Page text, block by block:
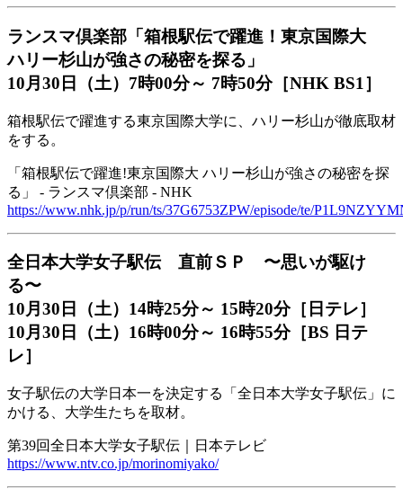
ランスマ倶楽部「箱根駅伝で躍進！東京国際大
ハリー杉山が強さの秘密を探る」
10月30日（土）7時00分～ 7時50分［NHK BS1］
箱根駅伝で躍進する東京国際大学に、ハリー杉山が徹底取材
をする。
「箱根駅伝で躍進!東京国際大 ハリー杉山が強さの秘密を探
る」 - ランスマ倶楽部 - NHK
https://www.nhk.jp/p/run/ts/37G6753ZPW/episode/te/
全日本大学女子駅伝 直前ＳＰ 〜思いが駆け
る〜
10月30日（土）14時25分～ 15時20分［日テレ］
10月30日（土）16時00分～ 16時55分［BS 日テ
レ］
女子駅伝の大学日本一を決定する「全日本大学女子駅伝」に
かける、大学生たちを取材。
第39回全日本大学女子駅伝｜日本テレビ
https://www.ntv.co.jp/morinomiyako/